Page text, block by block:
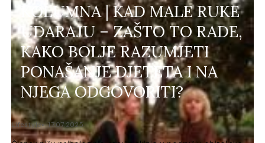
KOLUMNA | KAD MALE RUKE
UDARAJU – ZAŠTO TO RADE,
KAKO BOLJE RAZUMJETI
PONAŠANJE DJETETA I NA
NJEGA ODGOVORITI?
Lifestyle 17.07.2025.